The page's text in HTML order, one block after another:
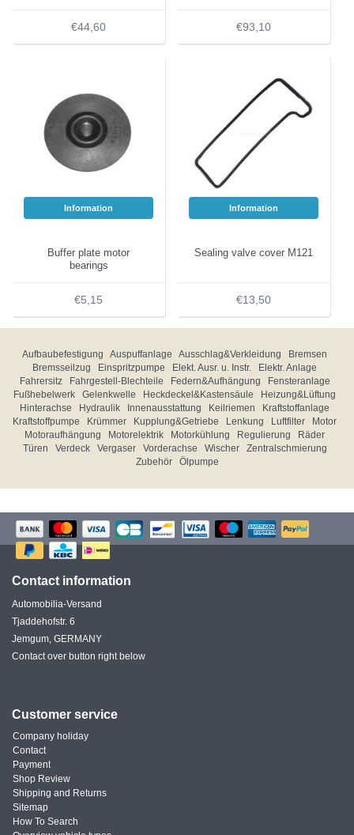
€44,60 €93,10
Information
Buffer plate motor
bearings
€5,15
Information
Sealing valve cover M121
€13,50
Aufbaubefestigung Auspuffanlage Ausschlag&Verkleidung
Bremsen
Bremsseilzug
Einspritzpumpe Elekt. Ausr. u. Instr.
Elektr. Anlage
Fahrersitz
Fahrgestell-Blechteile Federn&Aufhängung
Fensteranlage
Fußhebelwerk
Gelenkwelle Heckdeckel&Kastensäule
Heizung&Lüftung
Hinterachse
Hydraulik Innenausstattung Keilriemen
Kraftstoffanlage
Kraftstoffpumpe
Krümmer Kupplung&Getriebe Lenkung Luftfilter
Motor
Motoraufhängung
Motorelektrik Motorkühlung Regulierung
Räder
Türen
Verdeck Vergaser Vorderachse Wischer
Zentralschmierung
Zubehör
Ölpumpe
Contact information
Automobilia-Versand
Tjaddehofstr. 6
Jemgum, GERMANY
Contact over button right below
Customer service
Company holiday
Contact
Payment
Shop Review
Shipping and Returns
Sitemap
How To Search